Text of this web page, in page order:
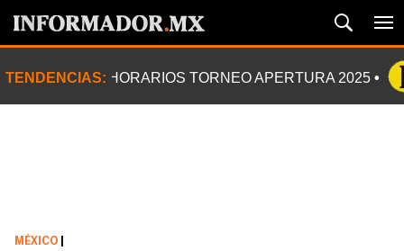
TENDENCIAS: HORARIOS TORNEO APERTURA 2025
MÉXICO